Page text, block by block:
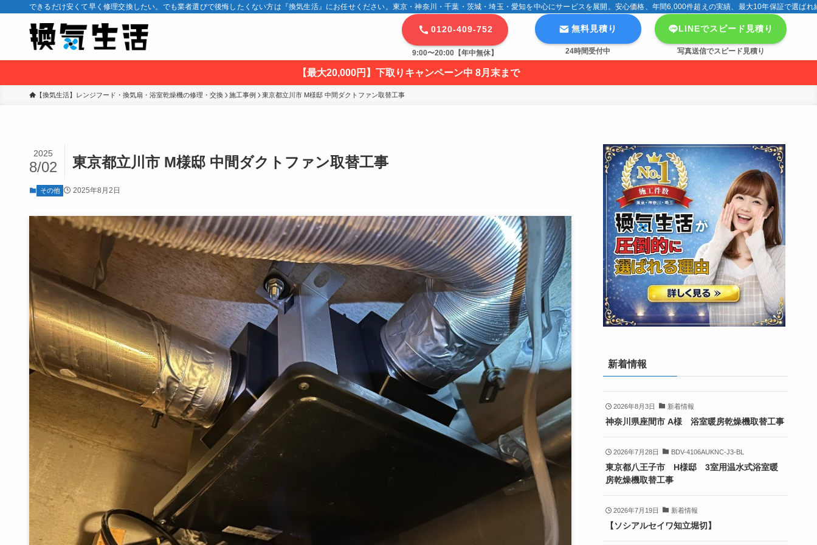
できるだけ安くて早く修理交換したい。でも業者選びで後悔したくない方は『換気生活』にお任せください。東京・神奈川・千葉・茨城・埼玉・愛知を中心にサービスを展開。安心価格、年間6,000件超えの実績、最大10年保証で選ばれ
0120-409-752
9:00〜20:00【年中無休】
無料見積り
24時間受付中
LINEでスピード見積り
写真送信でスピード見積り
【最大20,000円】下取りキャンペーン中 8月末まで
【換気生活】レンジフード・換気扇・浴室乾燥機の修理・交換 施工事例 東京都立川市 M様邸 中間ダクトファン取替工事
東京都立川市 M様邸 中間ダクトファン取替工事
2025
8/02
その他 2025年8月2日
新着情報
2026年8月3日 新着情報
神奈川県座間市 A様 浴室暖房乾燥機取替工事
2026年7月28日 BDV-4106AUKNC-J3-BL
東京都八王子市 H様邸 3室用温水式浴室暖
房乾燥機取替工事
2026年7月19日 新着情報
【ソシアルセイワ知立堀切】